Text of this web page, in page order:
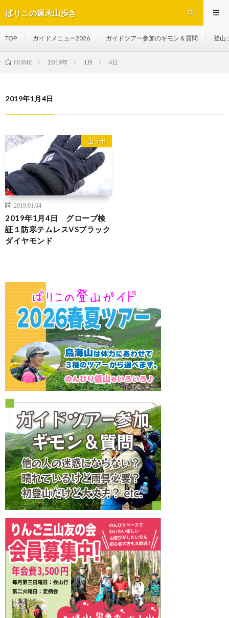
ばりこの週末山歩き
TOP ガイドメニュー2026 ガイドツアー参加のギモン＆質問 登山
HOME 2019年 1月 4日
2019年1月4日
山ラボ
2019.01.04
2019年1月4日 グローブ検
証１防寒テムレスVSブラック
ダイヤモンド